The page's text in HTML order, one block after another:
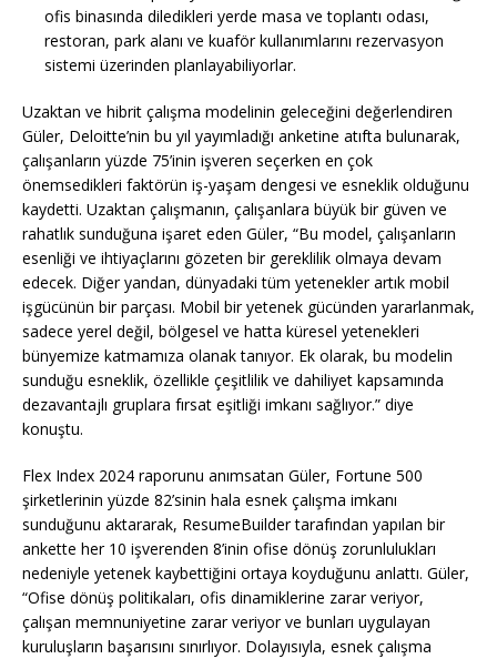
ofis binasında diledikleri yerde masa ve toplantı odası,
restoran, park alanı ve kuaför kullanımlarını rezervasyon
sistemi üzerinden planlayabiliyorlar.
Uzaktan ve hibrit çalışma modelinin geleceğini değerlendiren
Güler, Deloitte’nin bu yıl yayımladığı anketine atıfta bulunarak,
çalışanların yüzde 75’inin işveren seçerken en çok
önemsedikleri faktörün iş-yaşam dengesi ve esneklik olduğunu
kaydetti. Uzaktan çalışmanın, çalışanlara büyük bir güven ve
rahatlık sunduğuna işaret eden Güler, “Bu model, çalışanların
esenliği ve ihtiyaçlarını gözeten bir gereklilik olmaya devam
edecek. Diğer yandan, dünyadaki tüm yetenekler artık mobil
işgücünün bir parçası. Mobil bir yetenek gücünden yararlanmak,
sadece yerel değil, bölgesel ve hatta küresel yetenekleri
bünyemize katmamıza olanak tanıyor. Ek olarak, bu modelin
sunduğu esneklik, özellikle çeşitlilik ve dahiliyet kapsamında
dezavantajlı gruplara fırsat eşitliği imkanı sağlıyor.” diye
konuştu.
Flex Index 2024 raporunu anımsatan Güler, Fortune 500
şirketlerinin yüzde 82’sinin hala esnek çalışma imkanı
sunduğunu aktararak, ResumeBuilder tarafından yapılan bir
ankette her 10 işverenden 8’inin ofise dönüş zorunlulukları
nedeniyle yetenek kaybettiğini ortaya koyduğunu anlattı. Güler,
“Ofise dönüş politikaları, ofis dinamiklerine zarar veriyor,
çalışan memnuniyetine zarar veriyor ve bunları uygulayan
kuruluşların başarısını sınırlıyor. Dolayısıyla, esnek çalışma